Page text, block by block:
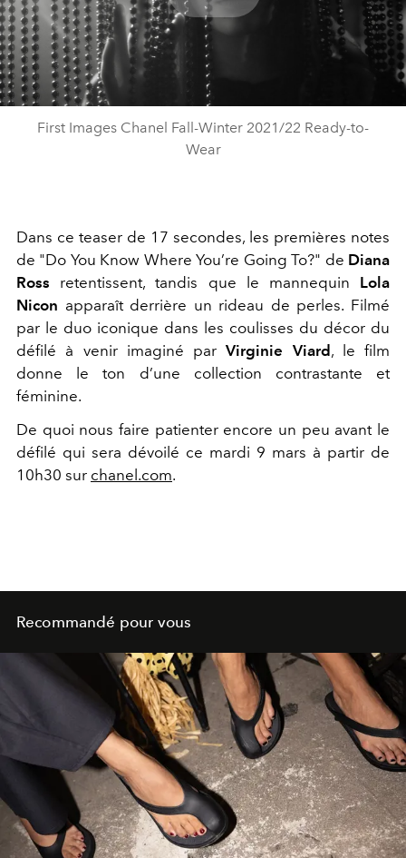
Play
First Images Chanel Fall-Winter 2021/22 Ready-to-
Wear
Dans ce teaser de 17 secondes, les premières notes
de "Do You Know Where You’re Going To?" de Diana
Ross retentissent, tandis que le mannequin Lola
Nicon apparaît derrière un rideau de perles. Filmé
par le duo iconique dans les coulisses du décor du
défilé à venir imaginé parVirginie Viard , le film
donne le ton d’une collection contrastante et
féminine.
De quoi nous faire patienter encore un peu avant le
défilé qui sera dévoilé ce mardi 9 mars à partir de
10h30 sur chanel.com.
Recommandé pour vous